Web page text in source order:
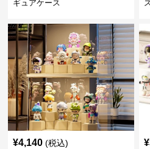
ギュアケース
¥4,140 (税込) ¥